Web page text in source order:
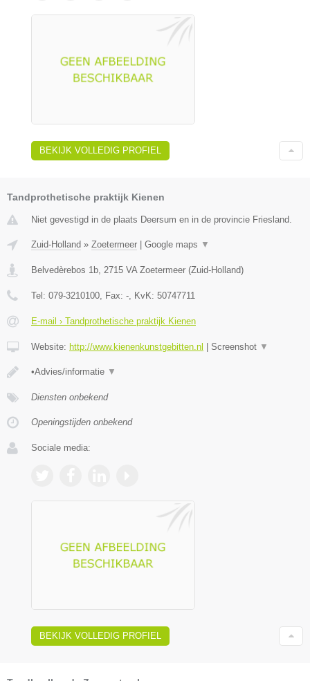
BEKIJK VOLLEDIG PROFIEL
Tandprothetische praktijk Kienen
Niet gevestigd in de plaats Deersum en in de provincie Friesland.
Zuid-Holland » Zoetermeer Google maps ▼
Belvedèrebos 1b 2715 VA Zoetermeer (Zuid-Holland)
Tel: 079-3210100 , Fax: - , KvK: 50747711
E-mail › Tandprothetische praktijk Kienen
Website: http://www.kienenkunstgebitten.nl Screenshot ▼
•Advies/informatie ▼
Diensten onbekend
Openingstijden onbekend
Sociale media:
BEKIJK VOLLEDIG PROFIEL